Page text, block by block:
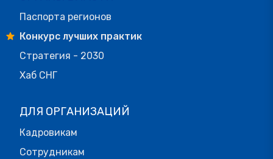
Паспорта регионов
Конкурс лучших практик
Стратегия - 2030
Хаб СНГ
ДЛЯ ОРГАНИЗАЦИЙ
Кадровикам
Сотрудникам